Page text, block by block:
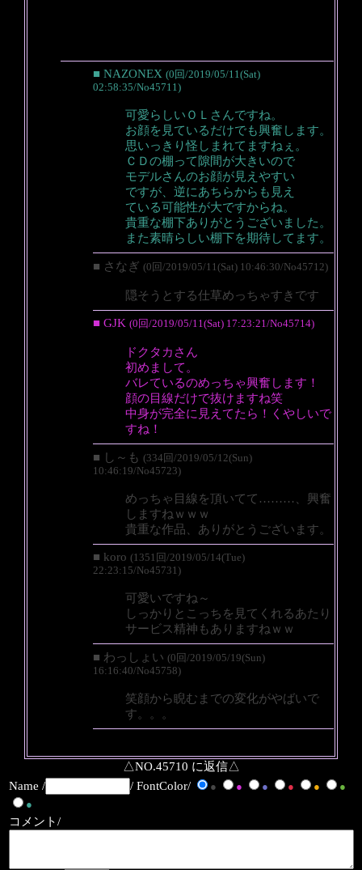
■ NAZONEX (0回/2019/05/11(Sat)
02:58:35/No45711)
可愛らしいＯＬさんですね。
お顔を見ているだけでも興奮します。
思いっきり怪しまれてますねぇ。
ＣＤの棚って隙間が大きいので
モデルさんのお顔が見えやすい
ですが、逆にあちらからも見え
ている可能性が大ですからね。
貴重な棚下ありがとうございました。
また素晴らしい棚下を期待してます。
■ さなぎ (0回/2019/05/11(Sat) 10:46:30/No45712)
隠そうとする仕草めっちゃすきです
■ GJK (0回/2019/05/11(Sat) 17:23:21/No45714)
ドクタカさん
初めまして。
バレているのめっちゃ興奮します！
顔の目線だけで抜けますね笑
中身が完全に見えてたら！くやしいで
すね！
■ し～も (334回/2019/05/12(Sun)
10:46:19/No45723)
めっちゃ目線を頂いてて………、興奮
しますねｗｗｗ
貴重な作品、ありがとうございます。
■ koro (1351回/2019/05/14(Tue)
22:23:15/No45731)
可愛いですね～
しっかりとこっちを見てくれるあたり
サービス精神もありますねｗｗ
■ わっしょい (0回/2019/05/19(Sun)
16:16:40/No45758)
笑顔から睨むまでの変化がやばいで
す。。。
△NO.45710 に返信△
Name /
/ FontColor/ ● ● ● ● ●
●
●
コメント/